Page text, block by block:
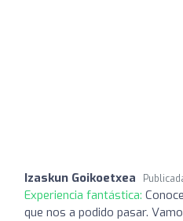
Izaskun Goikoetxea
Experiencia fantástica:
que nos a podido pasar.